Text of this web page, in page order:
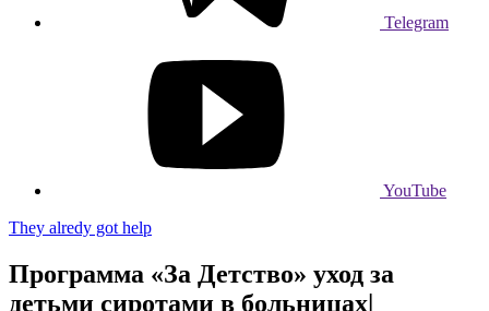
Telegram
YouTube
They alredy got help
Программа «За Детство» уход за
детьми сиротами в больницах|